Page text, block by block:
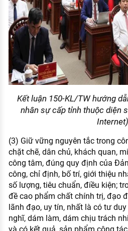
Kết luận 150-KL/TW hướng
nhân sự cấp tỉnh thuộc diện
Internet)
(3) Giữ vững nguyên tắc trong
chặt chẽ, dân chủ, khách quan,
công tâm, đúng quy định của
công, chỉ định, bố trí, giới thiệu
số lượng, tiêu chuẩn, điều kiện;
đề cao phẩm chất chính trị, đạo
lãnh đạo, uy tín, nhất là có tư
nghĩ, dám làm, dám chịu trách